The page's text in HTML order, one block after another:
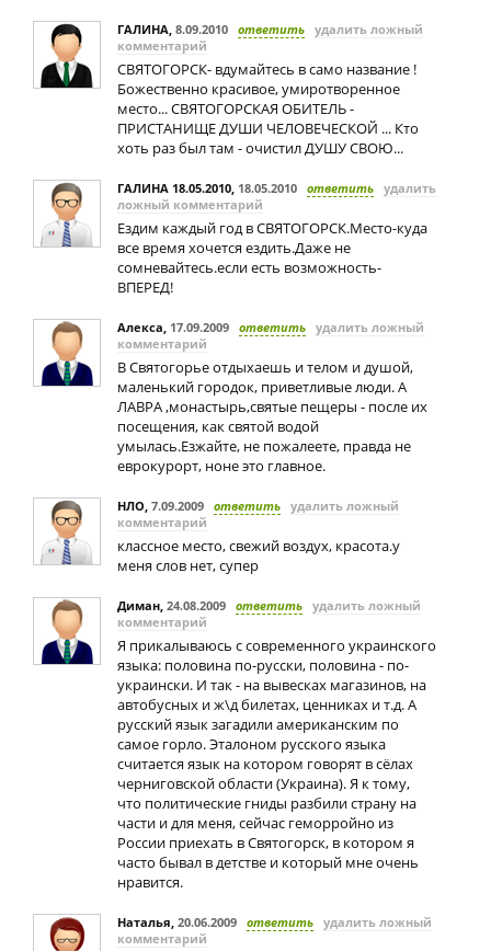
ГАЛИНА, 8.09.2010 ответить удалить ложный
комментарий
СВЯТОГОРСК- вдумайтесь в само название !
Божественно красивое, умиротворенное
место... СВЯТОГОРСКАЯ ОБИТЕЛЬ -
ПРИСТАНИЩЕ ДУШИ ЧЕЛОВЕЧЕСКОЙ ... Кто
хоть раз был там - очистил ДУШУ СВОЮ...
ГАЛИНА 18.05.2010, 18.05.2010 ответить удалить
ложный комментарий
Ездим каждый год в СВЯТОГОРСК.Место-куда
все время хочется ездить.Даже не
сомневайтесь.если есть возможность-
ВПЕРЕД!
Алекса, 17.09.2009 ответить удалить ложный
комментарий
В Святогорье отдыхаешь и телом и душой,
маленький городок, приветливые люди. А
ЛАВРА ,монастырь,святые пещеры - после их
посещения, как святой водой
умылась.Езжайте, не пожалеете, правда не
еврокурорт, ноне это главное.
НЛО, 7.09.2009 ответить удалить ложный
комментарий
классное место, свежий воздух, красота.у
меня слов нет, супер
Диман, 24.08.2009 ответить удалить ложный
комментарий
Я прикалываюсь с современного украинского
языка: половина по-русски, половина - по-
украински. И так - на вывесках магазинов, на
автобусных и ж\д билетах, ценниках и т.д. А
русский язык загадили американским по
самое горло. Эталоном русского языка
считается язык на котором говорят в сёлах
черниговской области (Украина). Я к тому,
что политические гниды разбили страну на
части и для меня, сейчас геморройно из
России приехать в Святогорск, в котором я
часто бывал в детстве и который мне очень
нравится.
Наталья, 20.06.2009 ответить удалить ложный
комментарий